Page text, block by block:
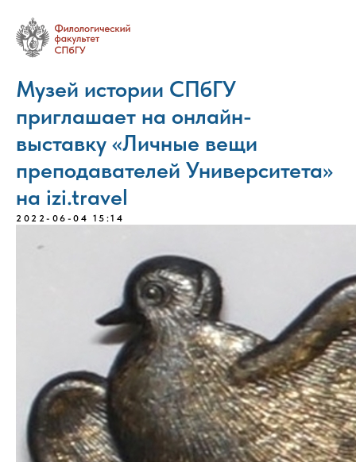
Музей истории СПбГУ
приглашает на онлайн-
выставку «Личные вещи
преподавателей Университета»
на izi.travel
2022-06-04 15:14